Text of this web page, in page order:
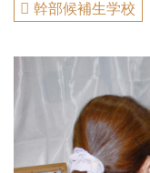
幹部候補生学校